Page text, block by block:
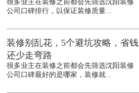
很多业主在装修之前都会先筛选沈阳装修
公司口碑排行，以保证装修质量...
装修别乱花，5个避坑攻略，省钱
还少走弯路
很多业主在装修之前都会先筛选沈阳装修
公司口碑最好的是哪家，装修就...